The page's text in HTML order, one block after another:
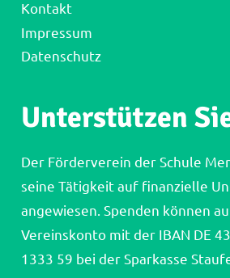
Kontakt
Impressum
Datenschutz
Unterstützen
Der Förderverein der Schule
seine Tätigkeit auf finanzielle
angewiesen. Spenden können
Vereinskonto mit der IBAN DE
1333 59 bei der Sparkasse